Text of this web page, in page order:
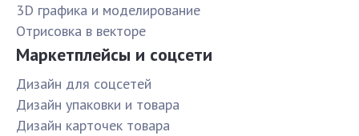
3D графика и моделирование
Отрисовка в векторе
Маркетплейсы и соцсети
Дизайн для соцсетей
Дизайн упаковки и товара
Дизайн карточек товара